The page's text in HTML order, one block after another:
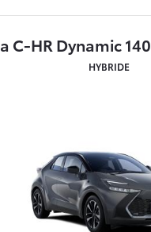
C-HR Dynamic 140
HYBRIDE